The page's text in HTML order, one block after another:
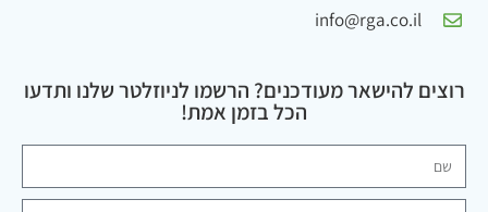
info@rga.co.il
רוצים להישאר מעודכנים? הרשמו לניוזלטר שלנו ותדעו
הכל בזמן אמת!